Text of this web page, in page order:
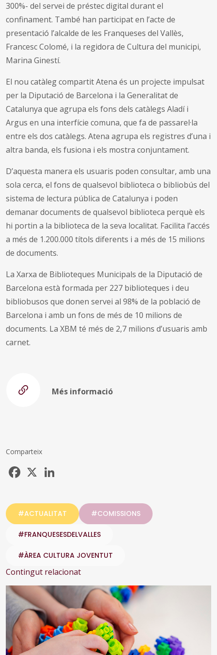
300%- del servei de préstec digital durant el
confinament. També han participat en l’acte de
presentació l’alcalde de les Franqueses del Vallès,
Francesc Colomé, i la regidora de Cultura del municipi,
Marina Ginestí.
El nou catàleg compartit Atena és un projecte impulsat
per la Diputació de Barcelona i la Generalitat de
Catalunya que agrupa els fons dels catàlegs Aladí i
Argus en una interfície comuna, que fa de passarel·la
entre els dos catàlegs. Atena agrupa els registres d’una i
altra banda, els fusiona i els mostra conjuntament.
D’aquesta manera els usuaris poden consultar, amb una
sola cerca, el fons de qualsevol biblioteca o bibliobús del
sistema de lectura pública de Catalunya i poden
demanar documents de qualsevol biblioteca perquè els
hi portin a la biblioteca de la seva localitat. Facilita l’accés
a més de 1.200.000 títols diferents i a més de 15 milions
de documents.
La Xarxa de Biblioteques Municipals de la Diputació de
Barcelona està formada per 227 biblioteques i deu
bibliobusos que donen servei al 98% de la població de
Barcelona i amb un fons de més de 10 milions de
documents. La XBM té més de 2,7 milions d’usuaris amb
carnet.
Més informació
Comparteix
Facebook
#ACTUALITAT #COMISSIONS
#FRANQUESESDELVALLES
#ÀREA CULTURA JOVENTUT
Contingut relacionat